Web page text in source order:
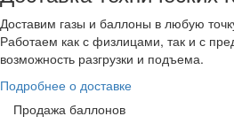
Доставим газы и баллоны в любую
Работаем как с физлицами, так и с
возможность разгрузки и подъема.
Подробнее о доставке
Продажа баллонов